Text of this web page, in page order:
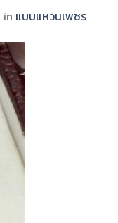
in แบบแหวนเพชร